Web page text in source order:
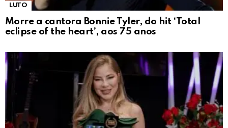
LUTO
Morre a cantora Bonnie Tyler, do hit ‘Total
eclipse of the heart’, aos 75 anos